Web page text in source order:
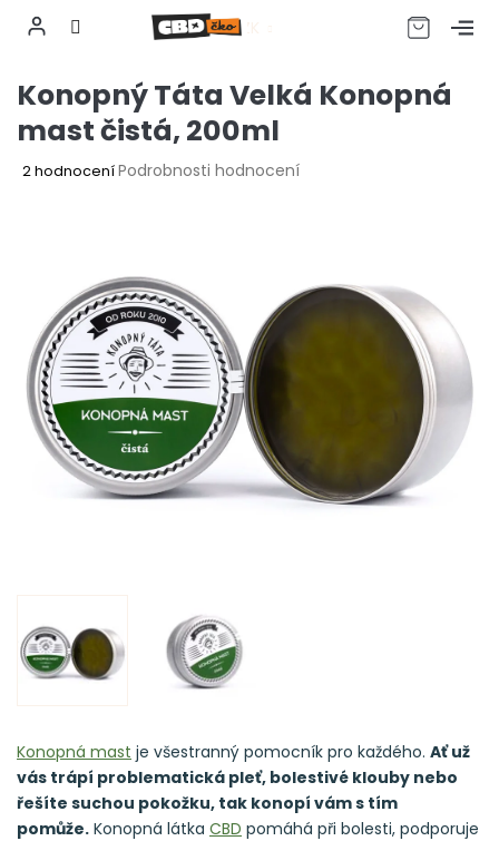
CZK
Konopný Táta Velká Konopná
mast čistá, 200ml
Průměrné
hvězdiček.
2 hodnoceníPodrobnosti hodnocení
Konopná mast je všestranný pomocník pro každého. Ať už
vás trápí problematická pleť, bolestivé klouby nebo
řešíte suchou pokožku, tak konopí vám s tím
pomůže. Konopná látka CBD pomáhá při bolesti, podporuje